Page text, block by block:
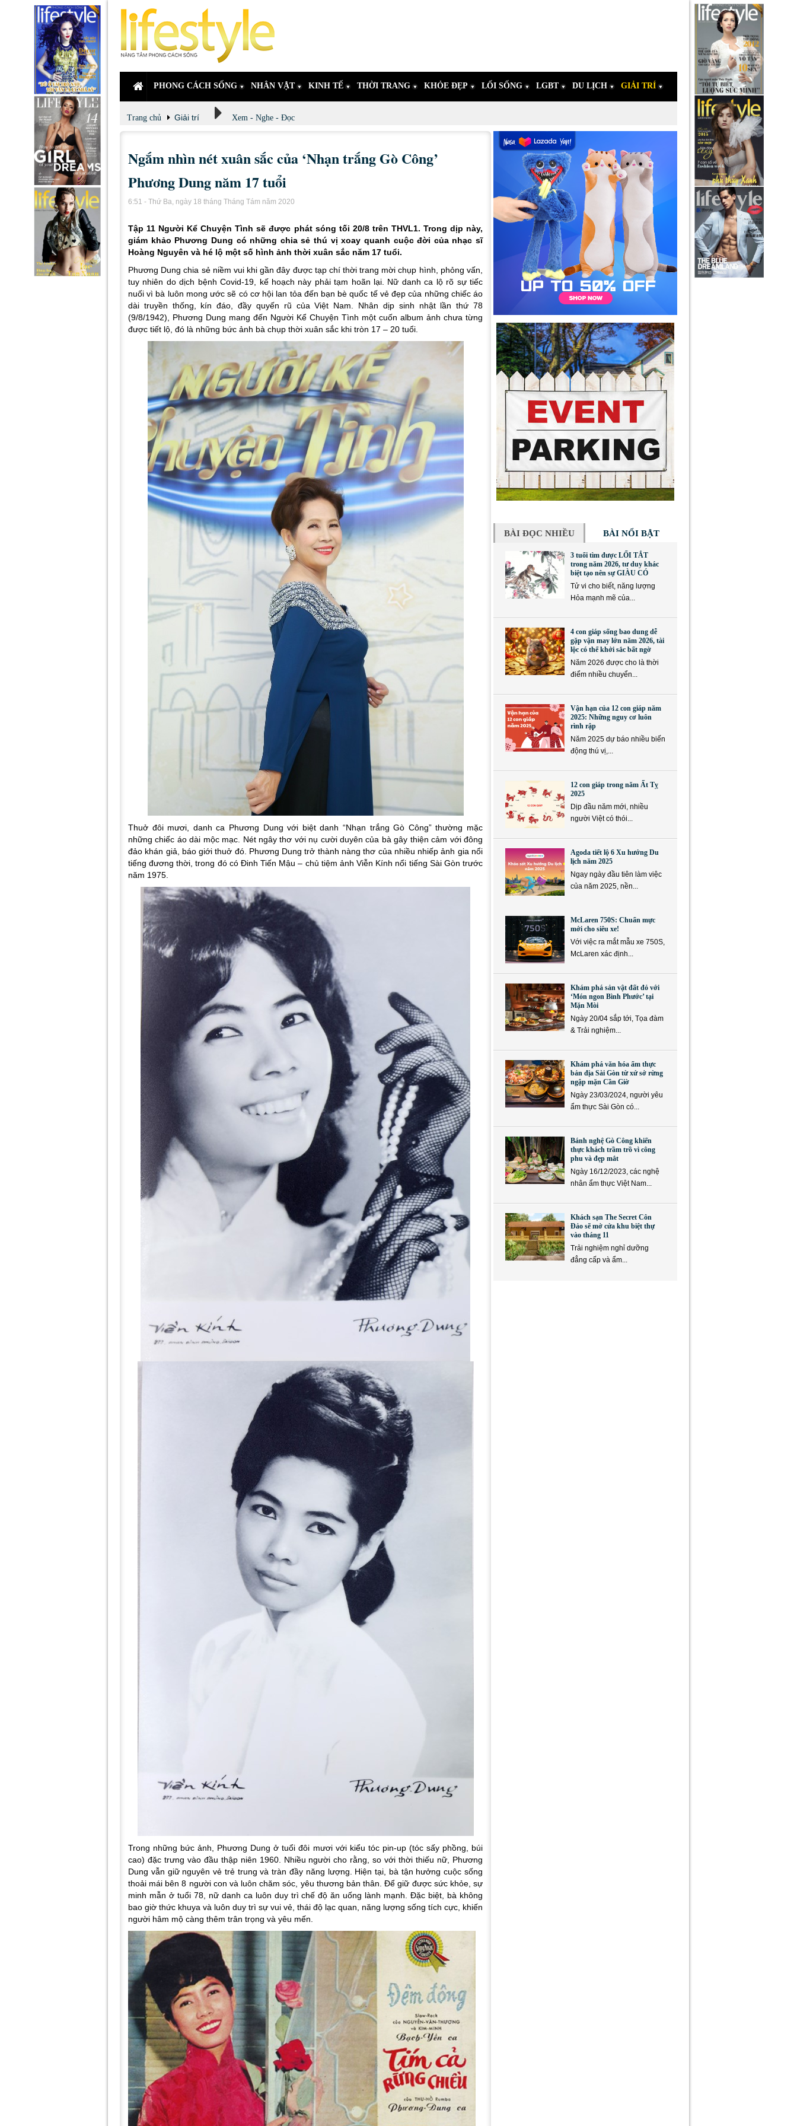
PHONG CÁCH SỐNG NHÂN VẬT KINH TẾ THỜI TRANG KHỎE ĐẸP LỐI SỐNG LGBT DU LỊCH GIẢI TRÍ
Trang chủ Giải trí Xem - Nghe - Đọc
Ngắm nhìn nét xuân sắc của ‘Nhạn trắng Gò Công’
Phương Dung năm 17 tuổi
6:51 - Thứ Ba, ngày 18 tháng Tháng Tám năm 2020
Tập 11 Người Kể Chuyện Tình sẽ được phát sóng tối 20/8 trên THVL1. Trong dịp này,
giám khảo Phương Dung có những chia sẻ thú vị xoay quanh cuộc đời của nhạc sĩ
Hoàng Nguyên và hé lộ một số hình ảnh thời xuân sắc năm 17 tuổi.
Phương Dung chia sẻ niềm vui khi gần đây được tạp chí thời trang mời chụp hình, phỏng vấn,
tuy nhiên do dịch bệnh Covid-19, kế hoạch này phải tạm hoãn lại. Nữ danh ca lộ rõ sự tiếc
nuối vì bà luôn mong ước sẽ có cơ hội lan tỏa đến bạn bè quốc tế vẻ đẹp của những chiếc áo
dài truyền thống, kín đáo, đầy quyến rũ của Việt Nam. Nhân dịp sinh nhật lần thứ 78
(9/8/1942), Phương Dung mang đến Người Kể Chuyện Tình một cuốn album ảnh chưa từng
được tiết lộ, đó là những bức ảnh bà chụp thời xuân sắc khi tròn 17 – 20 tuổi.
Thuở đôi mươi, danh ca Phương Dung với biệt danh “Nhạn trắng Gò Công” thường mặc
những chiếc áo dài mộc mạc. Nét ngây thơ với nụ cười duyên của bà gây thiện cảm với đông
đảo khán giả, báo giới thuở đó. Phương Dung trở thành nàng thơ của nhiều nhiếp ảnh gia nổi
tiếng đương thời, trong đó có Đinh Tiến Mậu – chủ tiệm ảnh Viễn Kính nổi tiếng Sài Gòn trước
năm 1975.
Trong những bức ảnh, Phương Dung ở tuổi đôi mươi với kiểu tóc pin-up (tóc sấy phồng, búi
cao) đặc trưng vào đầu thập niên 1960. Nhiều người cho rằng, so với thời thiếu nữ, Phương
Dung vẫn giữ nguyên vẻ trẻ trung và tràn đầy năng lượng. Hiện tại, bà tận hưởng cuộc sống
thoải mái bên 8 người con và luôn chăm sóc, yêu thương bản thân. Để giữ được sức khỏe, sự
minh mẫn ở tuổi 78, nữ danh ca luôn duy trì chế độ ăn uống lành mạnh. Đặc biệt, bà không
bao giờ thức khuya và luôn duy trì sự vui vẻ, thái độ lạc quan, năng lượng sống tích cực, khiến
người hâm mộ càng thêm trân trọng và yêu mến.
BÀI ĐỌC NHIỀU BÀI NỔI BẬT
3 tuổi tìm được LỐI TẮT
trong năm 2026, tư duy khác
biệt tạo nên sự GIÀU CÓ
Tử vi cho biết, năng lượng
Hỏa mạnh mẽ của...
4 con giáp sống bao dung dễ
gặp vận may lớn năm 2026, tài
lộc có thể khởi sắc bất ngờ
Năm 2026 được cho là thời
điểm nhiều chuyển...
Vận hạn của 12 con giáp năm
2025: Những nguy cơ luôn
rình rập
Năm 2025 dự báo nhiều biến
động thú vị,...
12 con giáp trong năm Ất Tỵ
2025
Dịp đầu năm mới, nhiều
người Việt có thói...
Agoda tiết lộ 6 Xu hướng Du
lịch năm 2025
Ngay ngày đầu tiên làm việc
của năm 2025, nền...
McLaren 750S: Chuẩn mực
mới cho siêu xe!
Với việc ra mắt mẫu xe 750S,
McLaren xác định...
Khám phá sản vật đất đỏ với
‘Món ngon Bình Phước’ tại
Mặn Mòi
Ngày 20/04 sắp tới, Tọa đàm
& Trải nghiệm...
Khám phá văn hóa ẩm thực
bản địa Sài Gòn từ xứ sở rừng
ngập mặn Cần Giờ
Ngày 23/03/2024, người yêu
ẩm thực Sài Gòn có...
Bánh nghệ Gò Công khiến
thực khách trầm trồ vì công
phu và đẹp mắt
Ngày 16/12/2023, các nghệ
nhân ẩm thực Việt Nam...
Khách sạn The Secret Côn
Đảo sẽ mở cửa khu biệt thự
vào tháng 11
Trải nghiệm nghỉ dưỡng
đẳng cấp và ẩm...